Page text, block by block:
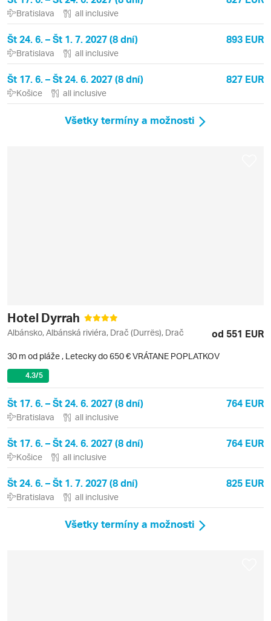
Bratislava all inclusive
Št 24. 6. – Št 1. 7. 2027 (8 dní) 893 EUR
Bratislava all inclusive
Št 17. 6. – Št 24. 6. 2027 (8 dní) 827 EUR
Košice all inclusive
Všetky termíny a možnosti
Hotel Dyrrah
Albánsko, Albánská riviéra, Drač (Durrës), Drač od 551 EUR
30 m od pláže , Letecky do 650 € VRÁTANE POPLATKOV
4.3/5
Št 17. 6. – Št 24. 6. 2027 (8 dní) 764 EUR
Bratislava all inclusive
Št 17. 6. – Št 24. 6. 2027 (8 dní) 764 EUR
Košice all inclusive
Št 24. 6. – Št 1. 7. 2027 (8 dní) 825 EUR
Bratislava all inclusive
Všetky termíny a možnosti